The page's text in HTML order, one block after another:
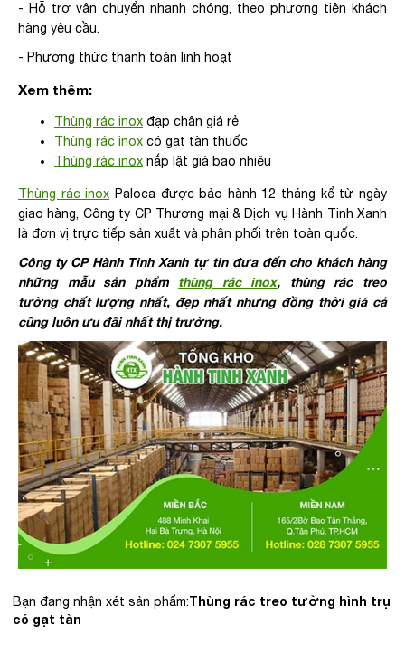
- Hỗ trợ vận chuyển nhanh chóng, theo phương tiện khách
hàng yêu cầu.
- Phương thức thanh toán linh hoạt
Xem thêm:
Thùng rác inox đạp chân giá rẻ
Thùng rác inox có gạt tàn thuốc
Thùng rác inox nắp lật giá bao nhiêu
Thùng rác inox Paloca được bảo hành 12 tháng kể từ ngày
giao hàng, Công ty CP Thương mại & Dịch vụ Hành Tinh Xanh
là đơn vị trực tiếp sản xuất và phân phối trên toàn quốc.
Công ty CP Hành Tinh Xanh tự tin đưa đến cho khách hàng
những mẫu sản phẩm thùng rác inox, thùng rác treo
tường chất lượng nhất, đẹp nhất nhưng đồng thời giá cả
cũng luôn ưu đãi nhất thị trường.
Bạn đang nhận xét sản phẩm:Thùng rác treo tường hình trụ
có gạt tàn